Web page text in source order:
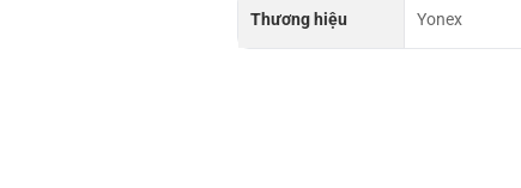
Thương hiệu Yonex